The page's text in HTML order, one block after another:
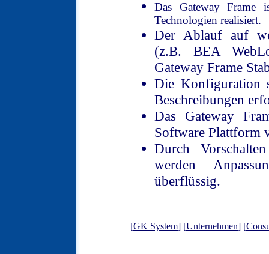
Das Gateway Frame
Technologien realisiert.
Der Ablauf auf
(z.B. BEA
Gateway Frame
Die Konfiguration
Beschreibungen
Das Gateway
Software Plattform
Durch
werden
überflüssig.
[GK System] [Unternehmen] [